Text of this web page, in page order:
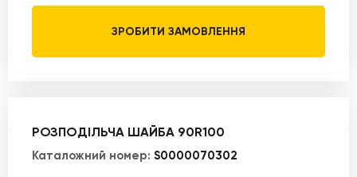
ЗРОБИТИ ЗАМОВЛЕННЯ
РОЗПОДІЛЬЧА ШАЙБА 90R100
Каталожний номер: S0000070302